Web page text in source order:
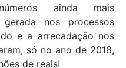
ainda mais
nos processos
e a arrecadação nos
só no ano de 2018,
de reais!